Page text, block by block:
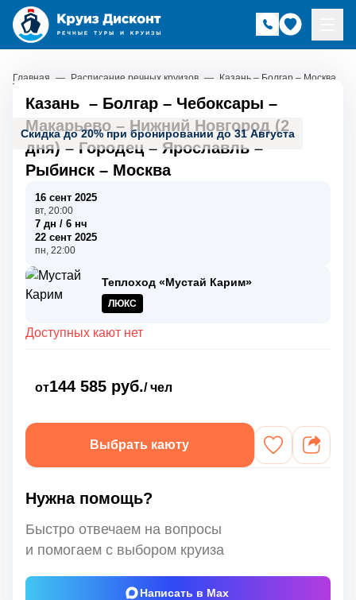
Главная — Расписание речных круизов — Казань – Болгар – Москва
Скидка до 20% при бронировании до 31 Августа
Казань – Болгар – Чебоксары –
Макарьево – Нижний Новгород (2
дня) – Городец– Ярославль –
Рыбинск – Москва
16 сент 2025
вт, 20:00
7 дн / 6 нч
22 сент 2025
пн, 22:00
Теплоход «Мустай Карим»
ЛЮКС
Доступных кают нет
от144 585 руб./ чел
Выбрать каюту
Нужна помощь?
Быстро отвечаем на вопросы
и помогаем с выбором круиза
Написать в Max